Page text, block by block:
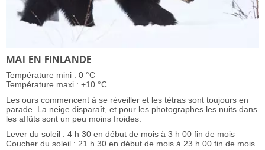
MAI EN FINLANDE
Température mini : 0 °C
Température maxi : +10 °C
Les ours commencent à se réveiller et les tétras sont toujours en
parade. La neige disparaît, et pour les photographes les nuits dans
les affûts sont un peu moins froides.
Lever du soleil : 4 h 30 en début de mois à 3 h 00 fin de mois
Coucher du soleil : 21 h 30 en début de mois à 23 h 00 fin de mois